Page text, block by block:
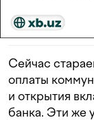
Сейчас
оплаты
и открытия
банка. Эти же